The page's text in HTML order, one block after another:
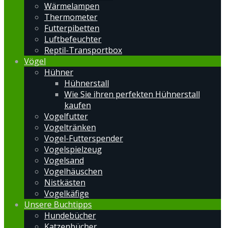
Wärmelampen
Thermometer
Futterpibetten
Luftbefeuchter
Reptil-Transportbox
Vögel
Hühner
Hühnerstall
Wie Sie ihren perfekten Hühnerstall
kaufen
Vogelfutter
Vogeltränken
Vogel-Futterspender
Vogelspielzeug
Vogelsand
Vogelhäuschen
Nistkästen
Vogelkäfige
Unsere Buchtipps
Hundebücher